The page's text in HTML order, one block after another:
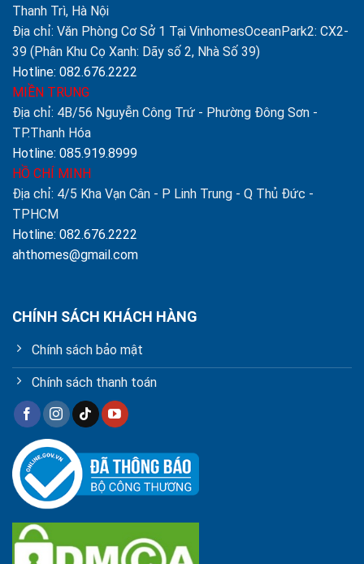
Thanh Trì, Hà Nội
Địa chỉ: Văn Phòng Cơ Sở 1 Tại VinhomesOceanPark2: CX2-
39 (Phân Khu Cọ Xanh: Dãy số 2, Nhà Số 39)
Hotline: 082.676.2222
MIỀN TRUNG
Địa chỉ: 4B/56 Nguyễn Công Trứ - Phường Đông Sơn -
TP.Thanh Hóa
Hotline: 085.919.8999
HỒ CHÍ MINH
Địa chỉ: 4/5 Kha Vạn Cân - P Linh Trung - Q Thủ Đức -
TPHCM
Hotline: 082.676.2222
ahthomes@gmail.com
CHÍNH SÁCH KHÁCH HÀNG
Chính sách bảo mật
Chính sách thanh toán